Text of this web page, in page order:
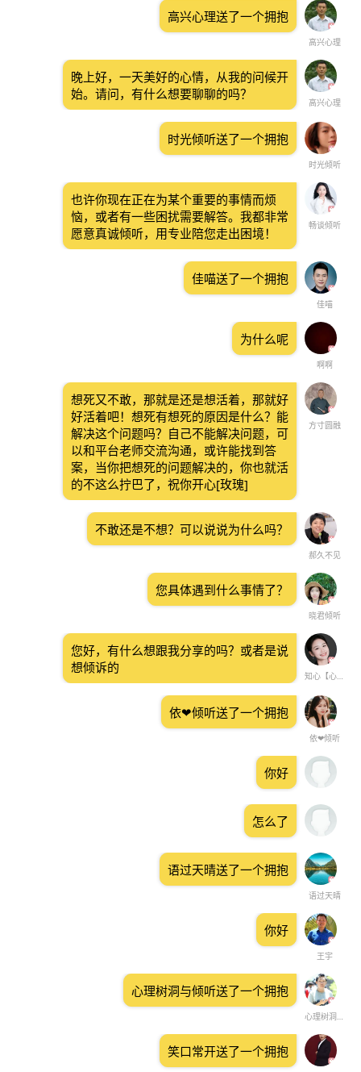
高兴心理
高兴心理送了一个拥抱
高兴心理
晚上好，一天美好的心情，从我的问候开
始。请问，有什么想要聊聊的吗？
时光倾听
时光倾听送了一个拥抱
畅谈倾听
也许你现在正在为某个重要的事情而烦
恼，或者有一些困扰需要解答。我都非常
愿意真诚倾听，用专业陪您走出困境！
佳喵
佳喵送了一个拥抱
啊啊
为什么呢
方寸圆融
想死又不敢，那就是还是想活着，那就好
好活着吧！想死有想死的原因是什么？能
解决这个问题吗？自己不能解决问题，可
以和平台老师交流沟通，或许能找到答
案，当你把想死的问题解决的，你也就活
的不这么拧巴了，祝你开心[玫瑰]
郝久不见
不敢还是不想？可以说说为什么吗？
晓君倾听
您具体遇到什么事情了？
知心【心理】
您好，有什么想跟我分享的吗？或者是说
想倾诉的
依❤倾听
依❤倾听送了一个拥抱
你好
怎么了
语过天晴
语过天晴送了一个拥抱
王宇
你好
心理树洞与倾听
心理树洞与倾听送了一个拥抱
笑口常开送了一个拥抱